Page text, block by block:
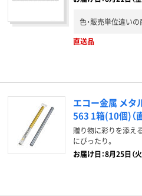
色・販売単位違い
直送品
エコー金属 メ
563 1箱(10個)（
贈り物に彩りを添え
にぴったり。
お届け日：8月25日（